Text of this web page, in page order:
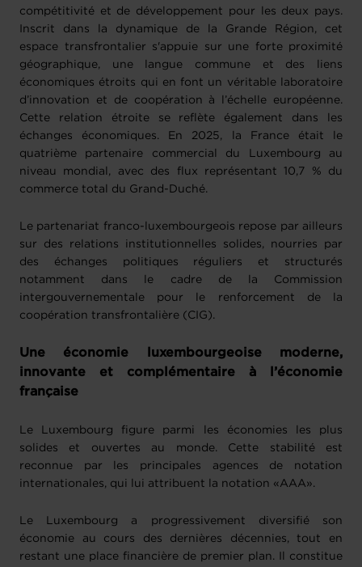
compétitivité et de développement pour les deux pays.
Inscrit dans la dynamique de la Grande Région, cet
espace transfrontalier s'appuie sur une forte proximité
géographique, une langue commune et des liens
économiques étroits qui en font un véritable laboratoire
d’innovation et de coopération à l’échelle européenne.
Cette relation étroite se reflète également dans les
échanges économiques. En 2025, la France était le
quatrième partenaire commercial du Luxembourg au
niveau mondial, avec des flux représentant 10,7 % du
commerce total du Grand-Duché.
Le partenariat franco-luxembourgeois repose par ailleurs
sur des relations institutionnelles solides, nourries par
des échanges politiques réguliers et structurés
notamment dans le cadre de la Commission
intergouvernementale pour le renforcement de la
coopération transfrontalière (CIG).
Une économie luxembourgeoise moderne,
innovante et complémentaire à l’économie
française
Le Luxembourg figure parmi les économies les plus
solides et ouvertes au monde. Cette stabilité est
reconnue par les principales agences de notation
internationales, qui lui attribuent la notation «AAA».
Le Luxembourg a progressivement diversifié son
économie au cours des dernières décennies, tout en
restant une place financière de premier plan. Il constitue